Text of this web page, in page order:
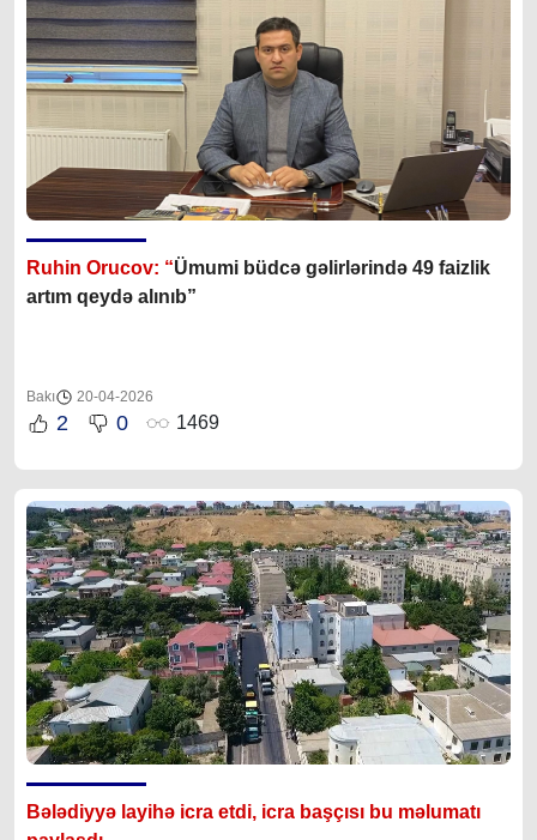
Ruhin Orucov: “Ümumi büdcə gəlirlərində 49 faizlik
artım qeydə alınıb”
Bakı 20-04-2026
2 0 1469
Bələdiyyə layihə icra etdi, icra başçısı bu məlumatı